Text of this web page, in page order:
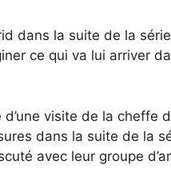
dans la suite de la série
ce qui va lui arriver
visite de la cheffe
dans la suite de la
avec leur groupe